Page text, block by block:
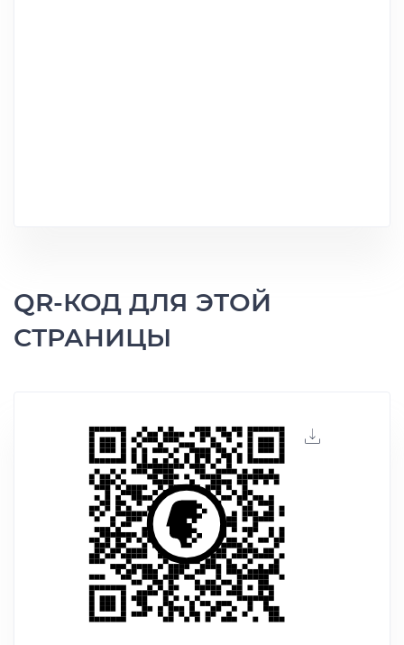
QR-КОД ДЛЯ ЭТОЙ
СТРАНИЦЫ